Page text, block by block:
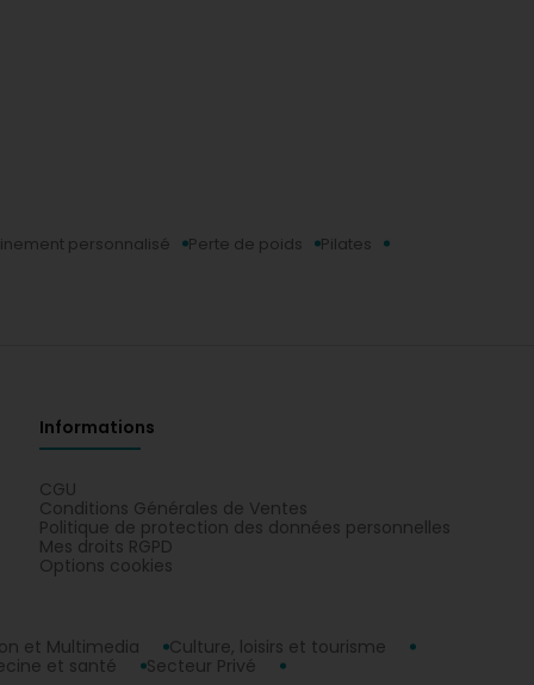
limitées, SUR RESERVATION !
et tarifs par téléphone
personnalisé Perte de poids Pilates
Informations
CGU
Conditions Générales de Ventes
Politique de protection des données personnelles
Mes droits RGPD
Options cookies
et Multimedia
Culture, loisirs et tourisme
et santé Secteur Privé